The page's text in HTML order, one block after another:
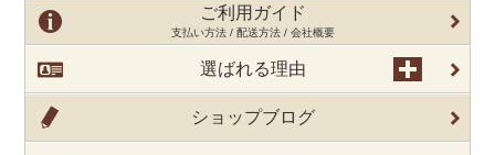
ご利用ガイド
支払い方法 / 配送方法 / 会社概要
選ばれる理由
ショップブログ